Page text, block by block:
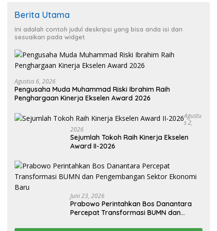
Berita Utama
Ini adalah contoh judul deskripsi yang bisa anda isi dan
sesuaikan pada widget
Agustus 6, 2026
Pengusaha Muda Muhammad Riski Ibrahim Raih
Penghargaan Kinerja Ekselen Award 2026
Agustu
S 2,
2026
Sejumlah Tokoh Raih Kinerja Ekselen
Award II-2026
Juni 23, 2026
Prabowo Perintahkan Bos Danantara
Percepat Transformasi BUMN dan